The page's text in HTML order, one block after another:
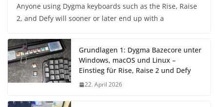
Anyone using Dygma keyboards such as the Rise, Raise
2, and Defy will sooner or later end up with a
Grundlagen 1: Dygma Bazecore unter
Windows, macOS und Linux –
Einstieg für Rise, Raise 2 und Defy
22. April 2026